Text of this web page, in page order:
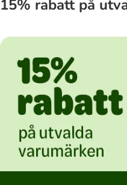
15% rabatt på